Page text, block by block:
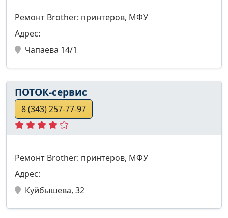
Ремонт Brother: принтеров, МФУ
Адрес:
Чапаева 14/1
ПОТОК-сервис
8 (343) 257-77-97
Ремонт Brother: принтеров, МФУ
Адрес:
Куйбышева, 32